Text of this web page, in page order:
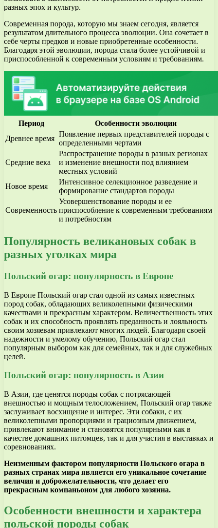
разных эпох и культур.
Современная порода, которую мы знаем сегодня, является
результатом длительного процесса эволюции. Она сочетает в
себе черты предков и новые приобретенные особенности.
Благодаря этой эволюции, порода стала более устойчивой и
приспособленной к современным условиям и требованиям.
Период
Особенности эволюции
Древнее время
Появление первых представителей породы с
определенными чертами
Средние века
Распространение породы в разных регионах
и изменение внешности под влиянием
местных условий
Новое время
Интенсивное селекционное разведение и
формирование стандартов породы
Современность
Усовершенствование породы и ее
приспособление к современным требованиям
и потребностям
Популярность великановых собак в
разных уголках мира
Польский огар: популярность в Европе
В Европе Польский огар стал одной из самых известных
пород собак, обладающих великолепными физическими
качествами и прекрасным характером. Величественность этих
собак и их способность проявлять преданность и лояльность
своим хозяевам привлекают многих людей. Благодаря своей
надежности и умелому обучению, Польский огар стал
популярным выбором как для семейных, так и для служебных
целей.
Польский огар: популярность в Азии
В Азии, где ценятся породы собак с потрясающей
внешностью и мощным телосложением, Польский огар также
заслуживает восхищение и интерес. Эти собаки, с их
великолепными пропорциями и грациозным движением,
привлекают внимание и становятся популярными как в
качестве домашних питомцев, так и для участия в выставках и
соревнованиях.
Неизменным фактором популярности Польского огара в
разных странах мира является его уникальное сочетание
величия и доброжелательности, что делает его
прекрасным компаньоном для любого хозяина.
Особенности внешности и характера
польской породы собак